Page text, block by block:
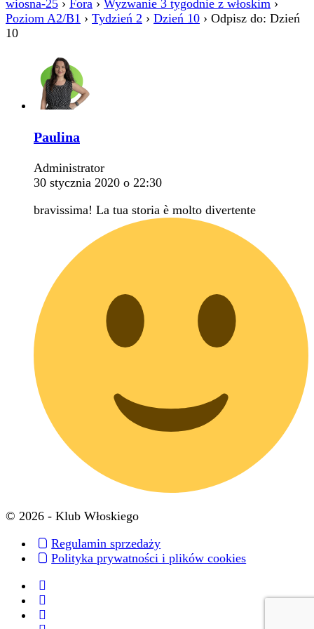
wiosna-25 › Fora › Wyzwanie 3 tygodnie z włoskim ›
Poziom A2/B1 › Tydzień 2 › Dzień 10 › Odpisz do: Dzień
10
Paulina
Administrator
30 stycznia 2020 o 22:30
bravissima! La tua storia è molto divertente
© 2026 - Klub Włoskiego
Regulamin sprzedaży
Polityka prywatności i plików cookies